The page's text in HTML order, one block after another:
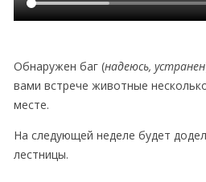
Обнаружен баг (надеюсь, устранен
вами встрече животные
месте.
На следующей неделе будет
лестницы.